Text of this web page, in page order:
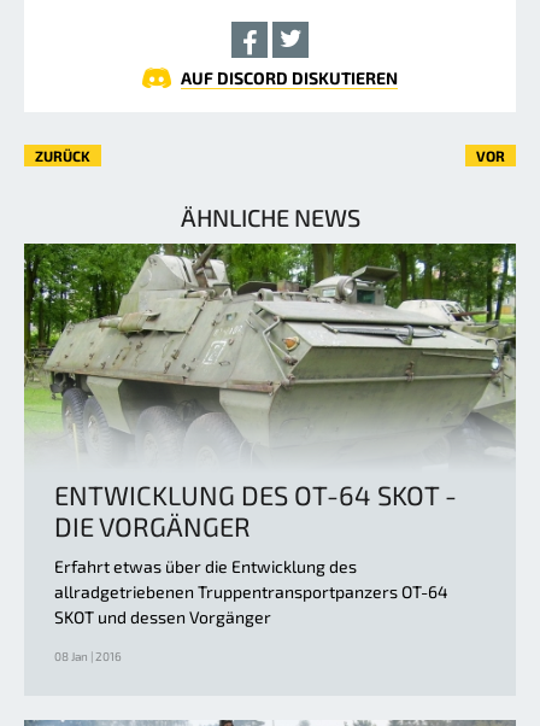
AUF DISCORD DISKUTIEREN
ZURÜCK VOR
ÄHNLICHE NEWS
ENTWICKLUNG DES OT-64 SKOT -
DIE VORGÄNGER
Erfahrt etwas über die Entwicklung des
allradgetriebenen Truppentransportpanzers OT-64
SKOT und dessen Vorgänger
08 Jan | 2016